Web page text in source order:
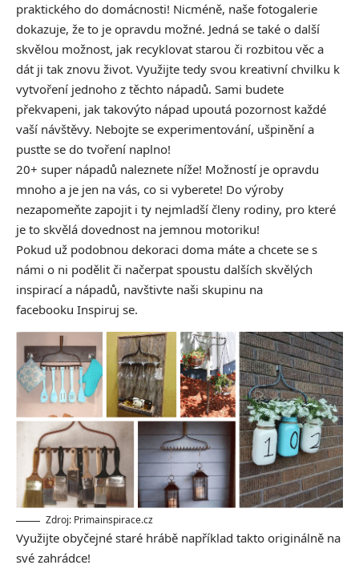
praktického do domácnosti! Nicméně, naše fotogalerie
dokazuje, že to je opravdu možné. Jedná se také o další
skvělou možnost, jak recyklovat starou či rozbitou věc a
dát ji tak znovu život. Využijte tedy svou kreativní chvilku k
vytvoření jednoho z těchto nápadů. Sami budete
překvapeni, jak takovýto nápad upoutá pozornost každé
vaší návštěvy. Nebojte se experimentování, ušpinění a
pusťte se do tvoření naplno!
20+ super nápadů naleznete níže! Možností je opravdu
mnoho a je jen na vás, co si vyberete! Do výroby
nezapomeňte zapojit i ty nejmladší členy rodiny, pro které
je to skvělá dovednost na jemnou motoriku!
Pokud už podobnou dekoraci doma máte a chcete se s
námi o ni podělit či načerpat spoustu dalších skvělých
inspirací a nápadů, navštivte naši skupinu na
facebooku Inspiruj se.
Zdroj: Primainspirace.cz
Využijte obyčejné staré hrábě například takto originálně na
své zahrádce!